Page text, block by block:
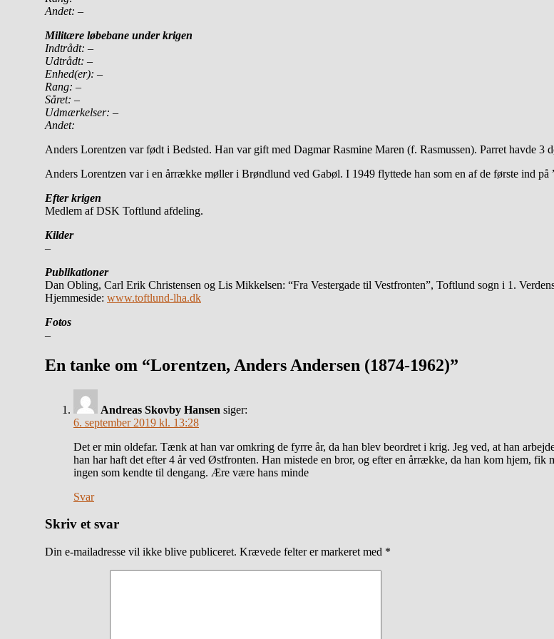
Andet: –
Militære løbebane under krigen
Indtrådt: –
Udtrådt: –
Enhed(er): –
Rang: –
Såret: –
Udmærkelser: –
Andet:
Anders Lorentzen var født i Bedsted. Han var gift med Dagmar Rasmine Maren (f. Rasmussen). Parret havde 3
Anders Lorentzen var i en årrække møller i Brøndlund ved Gabøl. I 1949 flyttede han som en af de første ind på
Efter krigen
Medlem af DSK Toftlund afdeling.
Kilder
–
Publikationer
Dan Obling, Carl Erik Christensen og Lis Mikkelsen: “Fra Vestergade til Vestfronten”, Toftlund sogn i 1.
Hjemmeside: www.toftlund-lha.dk
Fotos
–
En tanke om “Lorentzen, Anders Andersen (1874-1962)”
Andreas Skovby Hansen siger:
6. september 2019 kl. 13:28
Det er min oldefar. Tænk at han var omkring de fyrre år, da han blev beordret i krig. Jeg ved, at han
han har haft det efter 4 år ved Østfronten. Han mistede en bror, og efter en årrække, da han kom hjem,
ingen som kendte til dengang. Ære være hans minde
Svar
Skriv et svar
Din e-mailadresse vil ikke blive publiceret. Krævede felter er markeret med *